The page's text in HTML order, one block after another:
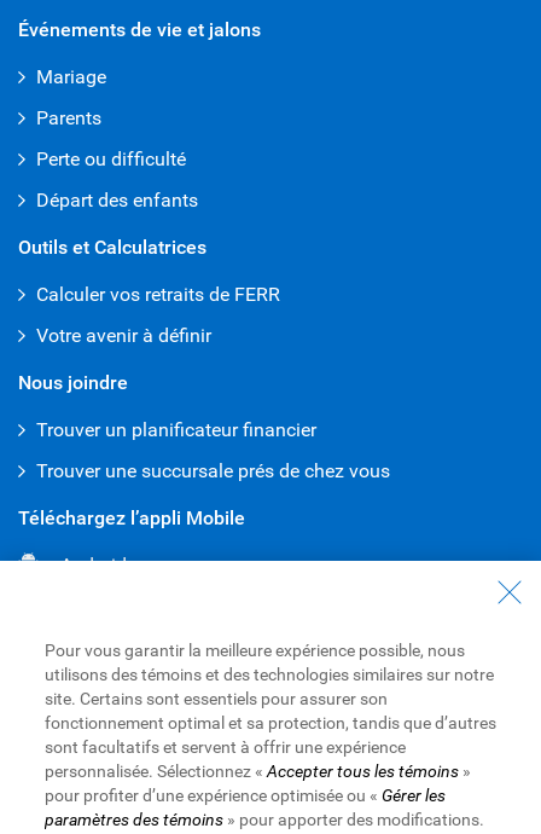
Événements de vie et jalons
Mariage
Parents
Perte ou difficulté
Départ des enfants
Outils et Calculatrices
Calculer vos retraits de FERR
Votre avenir à définir
Nous joindre
Trouver un planificateur financier
Trouver une succursale prés de chez vous
Téléchargez l’appli Mobile
Android
Site Web de la Banque Royale du Canada, © 1995-2026
Pour vous garantir la meilleure expérience possible, nous
utilisons des témoins et des technologies similaires sur notre
site. Certains sont essentiels pour assurer son
fonctionnement optimal et sa protection, tandis que d’autres
sont facultatifs et servent à offrir une expérience
personnalisée. Sélectionnez « Accepter tous les témoins»
pour profiter d’une expérience optimisée ou « Gérer les
paramètres des témoins» pour apporter des modifications.